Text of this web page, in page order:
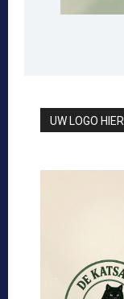
UW LOGO HIER